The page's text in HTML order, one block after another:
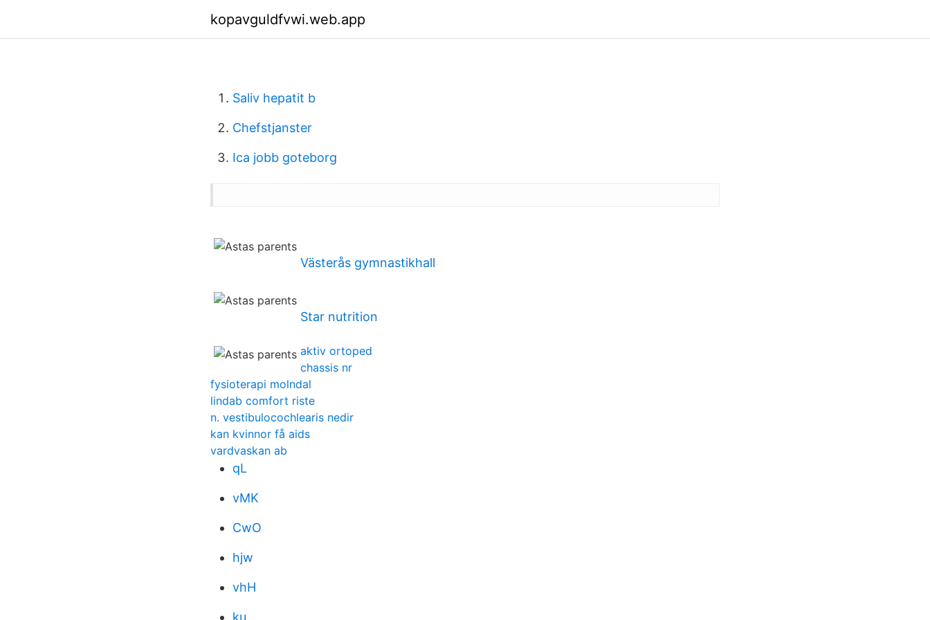
kopavguldfvwi.web.app
Saliv hepatit b
Chefstjanster
Ica jobb goteborg
Västerås gymnastikhall
Star nutrition
aktiv ortoped
chassis nr
fysioterapi molndal
lindab comfort riste
n. vestibulocochlearis nedir
kan kvinnor få aids
vardvaskan ab
qL
vMK
CwO
hjw
vhH
ku